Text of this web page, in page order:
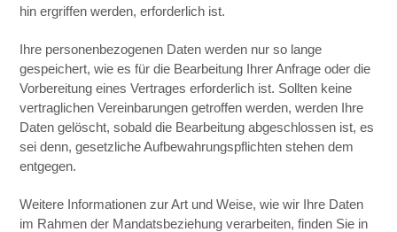
hin ergriffen werden, erforderlich ist.
Ihre personenbezogenen Daten werden nur so lange
gespeichert, wie es für die Bearbeitung Ihrer Anfrage oder die
Vorbereitung eines Vertrages erforderlich ist. Sollten keine
vertraglichen Vereinbarungen getroffen werden, werden Ihre
Daten gelöscht, sobald die Bearbeitung abgeschlossen ist, es
sei denn, gesetzliche Aufbewahrungspflichten stehen dem
entgegen.
Weitere Informationen zur Art und Weise, wie wir Ihre Daten
im Rahmen der Mandatsbeziehung verarbeiten, finden Sie in